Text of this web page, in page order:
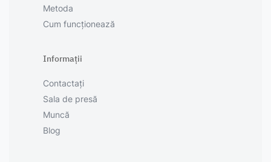
Metoda
Cum funcționează
Informații
Contactați
Sala de presă
Muncă
Blog